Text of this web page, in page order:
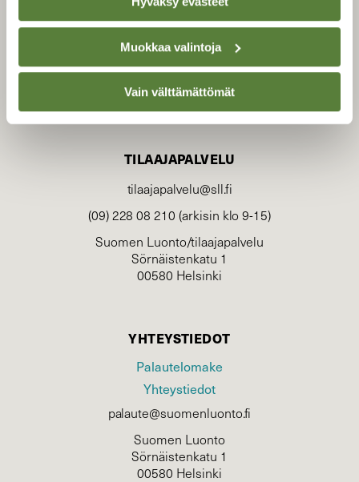
Muokkaa valintoja
Vain välttämättömät
TILAAJAPALVELU
tilaajapalvelu@sll.fi
(09) 228 08 210 (arkisin klo 9-15)
Suomen Luonto/tilaajapalvelu
Sörnäistenkatu 1
00580 Helsinki
YHTEYSTIEDOT
Palautelomake
Yhteystiedot
palaute@suomenluonto.fi
Suomen Luonto
Sörnäistenkatu 1
00580 Helsinki